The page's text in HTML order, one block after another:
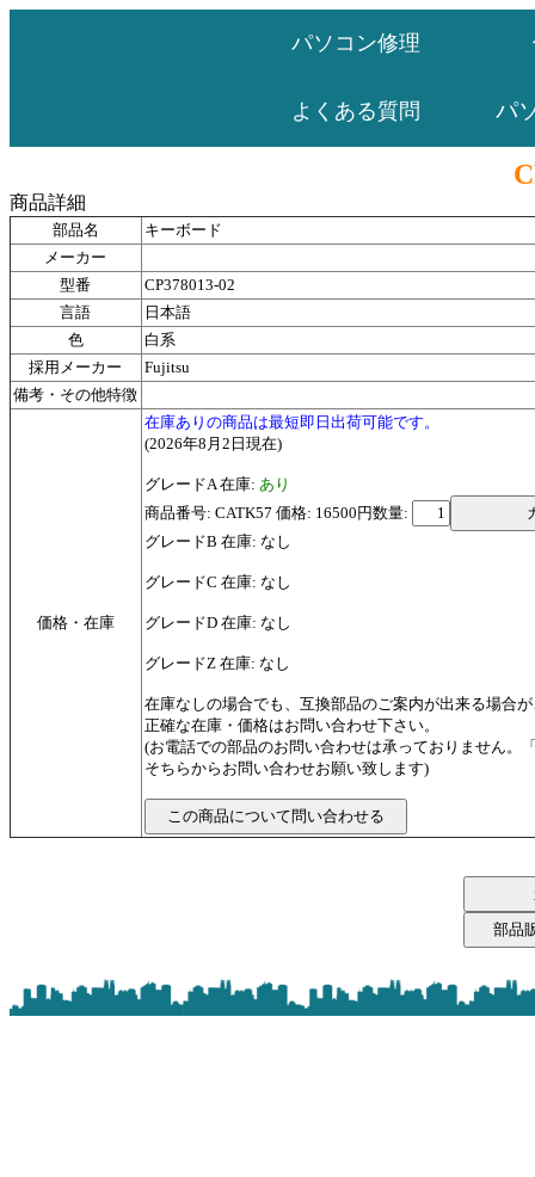
パソコン修理
よくある質問 パ
商品詳細
部品名
キーボード
メーカー
型番
CP378013-02
言語
日本語
色
白系
採用メーカー
Fujitsu
備考・その他特徴
価格・在庫
在庫ありの商品は最短即日出荷可能です。
(2026年8月2日現在)
グレードA 在庫: あり
商品番号: CATK57 価格: 16500円数量:
グレードB 在庫: なし
グレードC 在庫: なし
グレードD 在庫: なし
グレードZ 在庫: なし
在庫なしの場合でも、互換部品のご案内が出来る場合
正確な在庫・価格はお問い合わせ下さい。
(お電話での部品のお問い合わせは承っておりません。
そちらからお問い合わせお願い致します)